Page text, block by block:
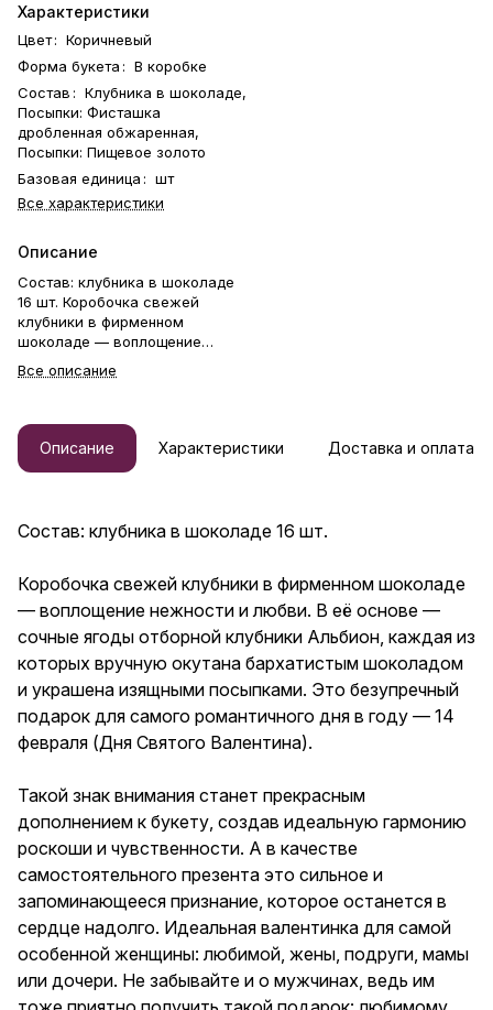
Характеристики
Цвет: Коричневый
Форма букета : В коробке
Состав : Клубника в шоколаде,
Посыпки: Фисташка
дробленная обжаренная,
Посыпки: Пищевое золото
Базовая единица : шт
Все характеристики
Описание
Состав: клубника в шоколаде
16 шт. Коробочка свежей
клубники в фирменном
шоколаде — воплощение
— сочные ягоды отборной
которых вручную окутана
бархатистым шоколадом и
украшена изящными
февраля (Дня Святого
внимания станет прекрасным
дополнением к букету, создав
идеальную гармонию роскоши
и чувственности. А в качестве
самостоятельного презента
это сильное и
запоминающееся признание,
которое останется в сердце
надолго. Идеальная
валентинка для самой
жены, подруги, мамы или
дочери. Не забывайте и о
мужчинах, ведь им тоже
приятно получить такой
подарок: любимому мужчине,
парню, другу, мужу. Дарите
вкус, перед которым
невозможно устоять.
Все описание
Описание Характеристики Доставка и оплата
Состав: клубника в шоколаде 16 шт.
Коробочка свежей клубники в фирменном шоколаде
— воплощение нежности и любви. В её основе —
сочные ягоды отборной клубники Альбион, каждая из
которых вручную окутана бархатистым шоколадом
и украшена изящными посыпками. Это безупречный
подарок для самого романтичного дня в году — 14
февраля (Дня Святого Валентина).
Такой знак внимания станет прекрасным
дополнением к букету, создав идеальную гармонию
роскоши и чувственности. А в качестве
самостоятельного презента это сильное и
запоминающееся признание, которое останется в
сердце надолго. Идеальная валентинка для самой
особенной женщины: любимой, жены, подруги, мамы
или дочери. Не забывайте и о мужчинах, ведь им